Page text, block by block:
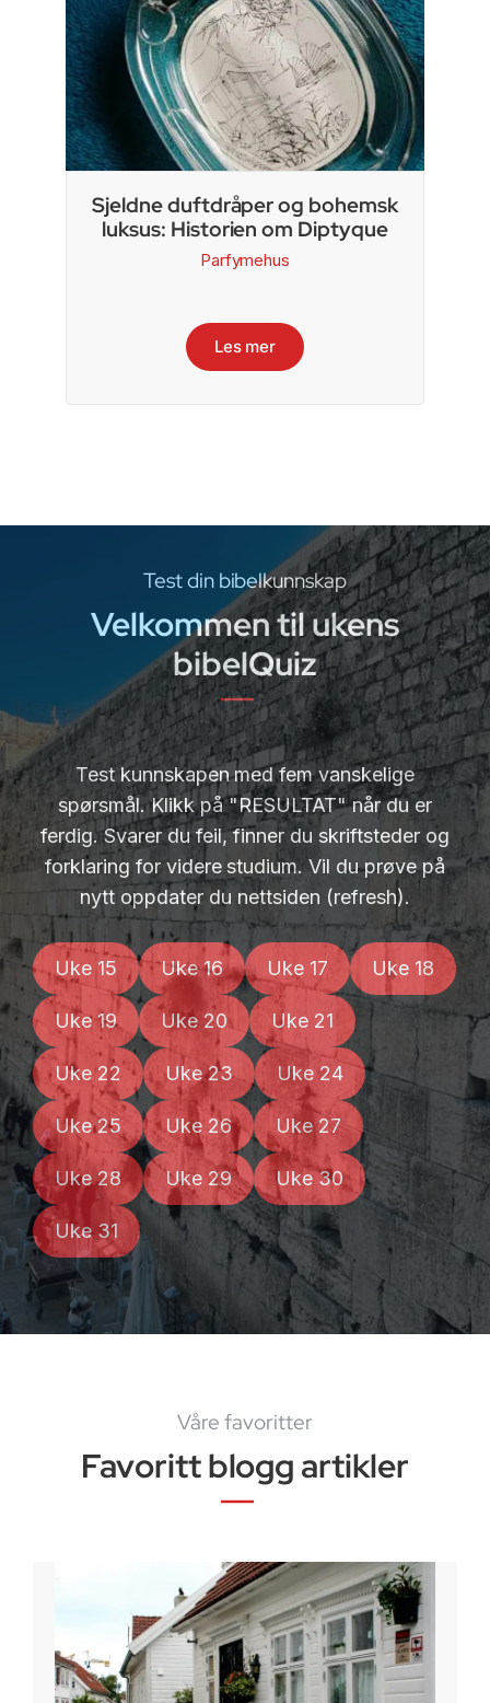
Sjeldne duftdråper og bohemsk
luksus: Historien om Diptyque
Parfymehus
Les mer
Test din bibelkunnskap
Velkommen til ukens
bibelQuiz
Test kunnskapen med fem vanskelige
spørsmål. Klikk på "RESULTAT" når du er
ferdig. Svarer du feil, finner du skriftsteder og
forklaring for videre studium. Vil du prøve på
nytt oppdater du nettsiden (refresh).
Uke 15 Uke 16 Uke 17 Uke 18
Uke 19 Uke 20 Uke 21
Uke 22 Uke 23 Uke 24
Uke 25 Uke 26 Uke 27
Uke 28 Uke 29 Uke 30
Uke 31
Våre favoritter
Favoritt blogg artikler